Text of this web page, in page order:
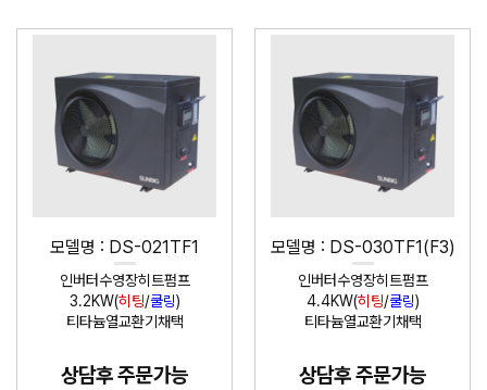
모델명 : DS-021TF1
인버터수영장히트펌프
3.2KW(히팅/쿨링)
티타늄열교환기채택
상담후 주문가능
모델명 : DS-030TF1(F3)
인버터수영장히트펌프
4.4KW(히팅/쿨링)
티타늄열교환기채택
상담후 주문가능